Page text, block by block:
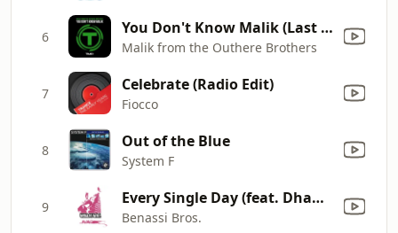
6 You Don't Know Malik (Last But Not Least Mix)
Malik from the Outhere Brothers
7 Celebrate (Radio Edit)
Fiocco
8 Out of the Blue
System F
9 Every Single Day (feat. Dhany)
Benassi Bros.